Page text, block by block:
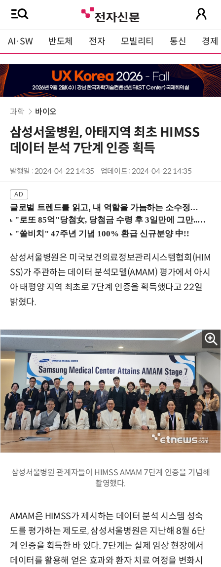
AI·SW 반도체 전자 모빌리티 통신 경제
과학 바이오
삼성서울병원, 아태지역 최초 HIMSS
데이터 분석 7단계 인증 획득
발행일 : 2024-04-22 14:35 업데이트 : 2024-04-22 14:35
글로벌 트렌드를 읽고, 내 역할을 가늠하는 소수정예 실습 워크숍 (8/28 신논현역)
삼성서울병원은 미국보건의료정보관리시스템협회(HIM
SS)가 주관하는 데이터 분석모델(AMAM) 평가에서 아시
아 태평양 지역 최초로 7단계 인증을 획득했다고 22일
밝혔다.
삼성서울병원 관계자들이 HIMSS AMAM 7단계 인증을 기념해
촬영했다.
AMAM은 HIMSS가 제시하는 데이터 분석 시스템 성숙
도를 평가하는 제도로, 삼성서울병원은 지난해 8월 6단
계 인증을 획득한 바 있다. 7단계는 실제 임상 현장에서
데이터를 활용해 얻은 효과와 환자 치료 여정을 변화시